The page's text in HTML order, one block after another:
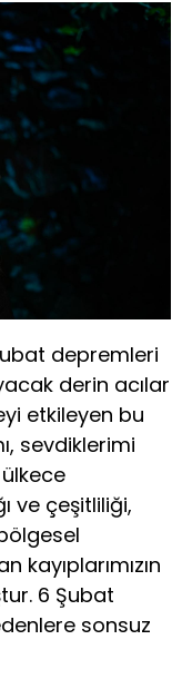
depremleri
derin acılar
etkileyen bu
sevdiklerimi
ve çeşitliliği,
kayıplarımızın
6 Şubat
sonsuz